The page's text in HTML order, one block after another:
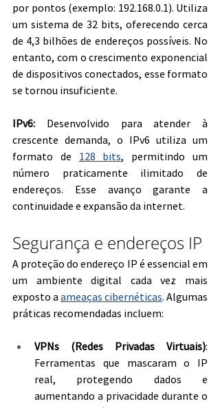
por pontos (exemplo: 192.168.0.1). Utiliza
um sistema de 32 bits, oferecendo cerca
de 4,3 bilhões de endereços possíveis. No
entanto, com o crescimento exponencial
de dispositivos conectados, esse formato
se tornou insuficiente.
IPv6: Desenvolvido para atender à
crescente demanda, o IPv6 utiliza um
formato de 128 bits, permitindo um
número praticamente ilimitado de
endereços. Esse avanço garante a
continuidade e expansão da internet.
Segurança e endereços IP
A proteção do endereço IP é essencial em
um ambiente digital cada vez mais
exposto a ameaças cibernéticas. Algumas
práticas recomendadas incluem:
VPNs (Redes Privadas Virtuais):
Ferramentas que mascaram o IP
real, protegendo dados e
aumentando a privacidade durante o